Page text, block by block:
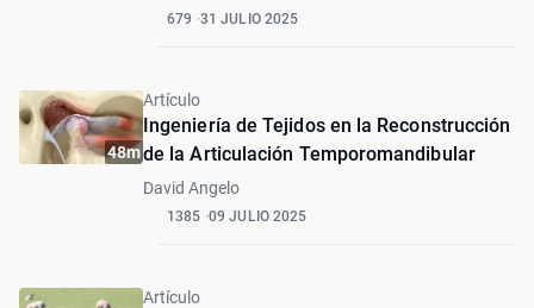
679 31 JULIO 2025
48m
Artículo
Ingeniería de Tejidos en la Reconstrucción
de la Articulación Temporomandibular
David Angelo
1385 09 JULIO 2025
Artículo